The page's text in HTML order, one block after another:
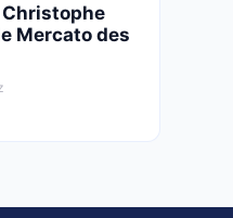
Christophe
Mercato des